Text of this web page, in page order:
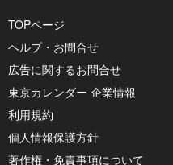
TOPページ
ヘルプ・お問合せ
広告に関するお問合せ
東京カレンダー 企業情報
利用規約
個人情報保護方針
著作権・免責事項について